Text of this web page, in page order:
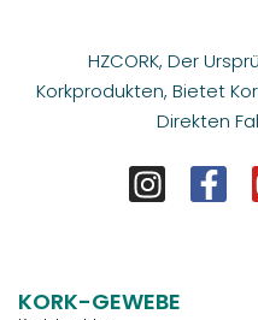
HZCORK, Der
Korkprodukten, Bietet
Direkten
KORK-GEWEBE